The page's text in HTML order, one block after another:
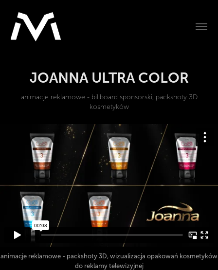
JOANNA ULTRA COLOR
animacje reklamowe - billboard sponsorski, packshoty 3D
kosmetyków
animacje reklamowe - packshoty 3D, wizualizacja opakowań kosmetyków
do reklamy telewizyjnej